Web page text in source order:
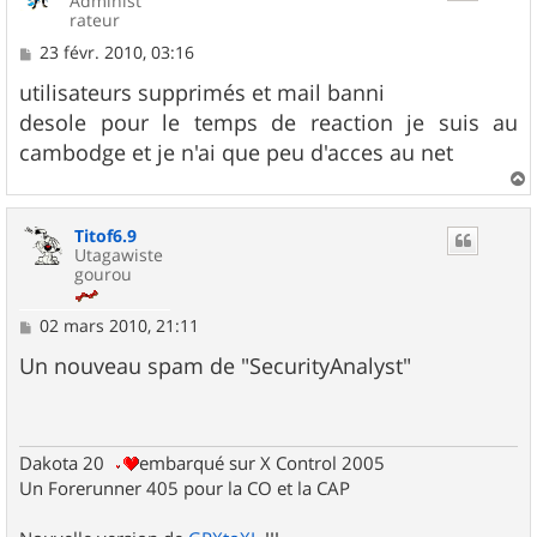
rateur
M
s
s
a
g
e
23 févr. 2010, 03:16
utilisateurs supprimés et mail banni
desole pour le temps de reaction je suis au
cambodge et je n'ai que peu d'acces au net
a
Titof6.9
Utagawiste
gourou
M
s
s
02 mars 2010, 21:11
Un nouveau spam de "SecurityAnalyst"
Dakota 20
embarqué sur X Control 2005
Un Forerunner 405 pour la CO et la CAP